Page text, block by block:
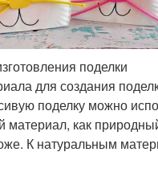
поделки
для создания
поделку можно
как
К натуральным